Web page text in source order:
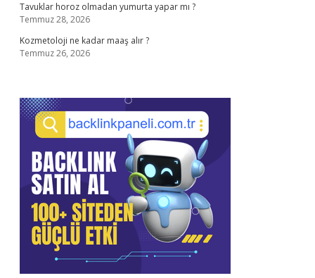
Tavuklar horoz olmadan yumurta yapar mı ?
Temmuz 28, 2026
Kozmetoloji ne kadar maaş alır ?
Temmuz 26, 2026